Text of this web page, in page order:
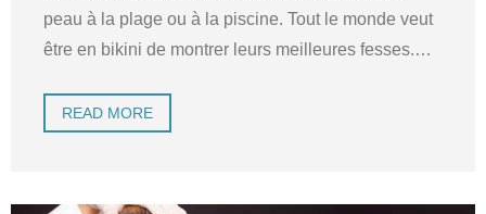
peau à la plage ou à la piscine. Tout le monde veut
être en bikini de montrer leurs meilleures fesses.…
READ MORE